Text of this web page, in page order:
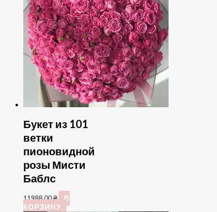
Букет из 101
ветки
пионовидной
розы Мисти
Баблс
11988,00₴
В
КОРЗИНУ